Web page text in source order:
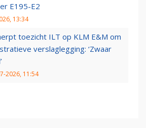
E195-E2
13:34
toezicht ILT op KLM E&M om
verslaglegging: ‘Zwaar
2026, 11:54